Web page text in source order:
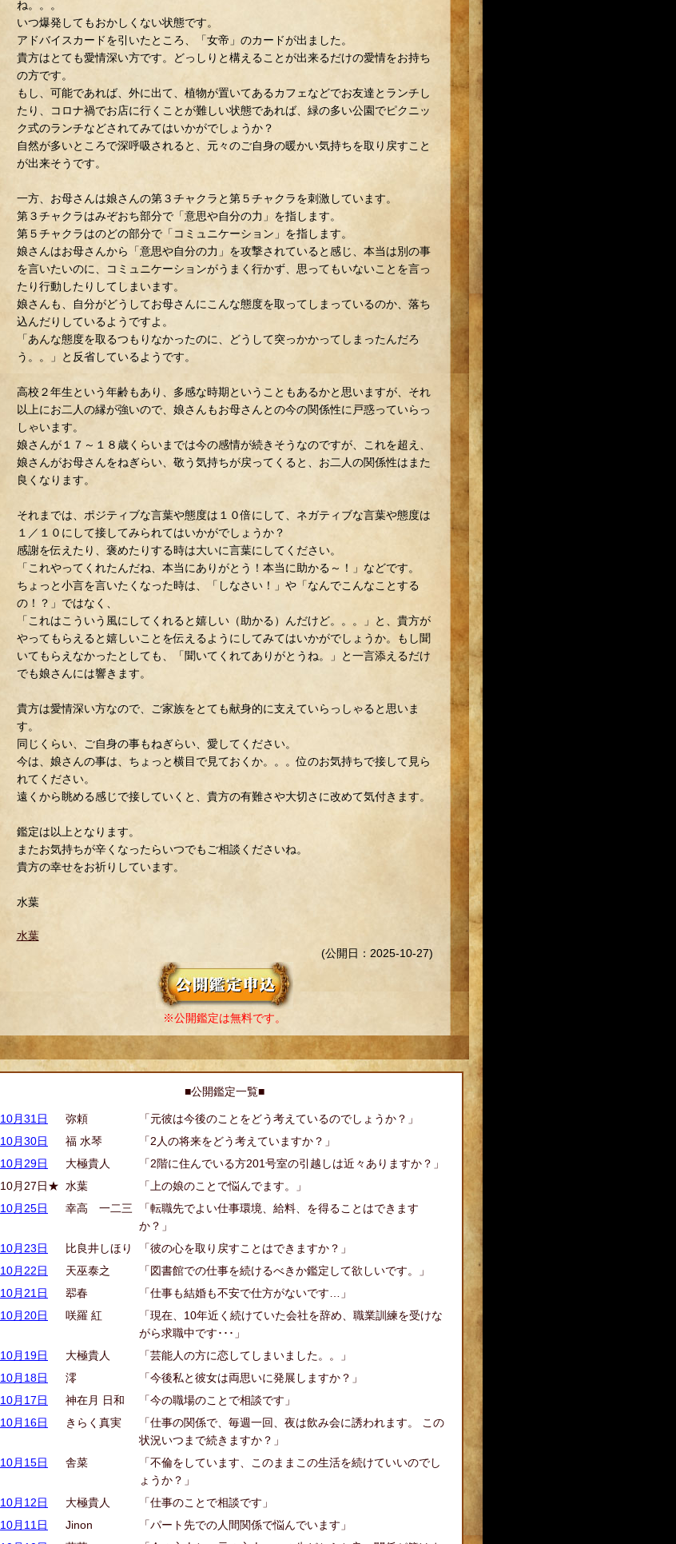
ね。。。
いつ爆発してもおかしくない状態です。
アドバイスカードを引いたところ、「女帝」のカードが出ました。
貴方はとても愛情深い方です。どっしりと構えることが出来るだけの愛情をお持ち
の方です。
もし、可能であれば、外に出て、植物が置いてあるカフェなどでお友達とランチし
たり、コロナ禍でお店に行くことが難しい状態であれば、緑の多い公園でピクニッ
ク式のランチなどされてみてはいかがでしょうか？
自然が多いところで深呼吸されると、元々のご自身の暖かい気持ちを取り戻すこと
が出来そうです。
一方、お母さんは娘さんの第３チャクラと第５チャクラを刺激しています。
第３チャクラはみぞおち部分で「意思や自分の力」を指します。
第５チャクラはのどの部分で「コミュニケーション」を指します。
娘さんはお母さんから「意思や自分の力」を攻撃されていると感じ、本当は別の事
を言いたいのに、コミュニケーションがうまく行かず、思ってもいないことを言っ
たり行動したりしてしまいます。
娘さんも、自分がどうしてお母さんにこんな態度を取ってしまっているのか、落ち
込んだりしているようですよ。
「あんな態度を取るつもりなかったのに、どうして突っかかってしまったんだろ
う。。」と反省しているようです。
高校２年生という年齢もあり、多感な時期ということもあるかと思いますが、それ
以上にお二人の縁が強いので、娘さんもお母さんとの今の関係性に戸惑っていらっ
しゃいます。
娘さんが１７～１８歳くらいまでは今の感情が続きそうなのですが、これを超え、
娘さんがお母さんをねぎらい、敬う気持ちが戻ってくると、お二人の関係性はまた
良くなります。
それまでは、ポジティブな言葉や態度は１０倍にして、ネガティブな言葉や態度は
１／１０にして接してみられてはいかがでしょうか？
感謝を伝えたり、褒めたりする時は大いに言葉にしてください。
「これやってくれたんだね、本当にありがとう！本当に助かる～！」などです。
ちょっと小言を言いたくなった時は、「しなさい！」や「なんでこんなことする
の！？」ではなく、
「これはこういう風にしてくれると嬉しい（助かる）んだけど。。。」と、貴方が
やってもらえると嬉しいことを伝えるようにしてみてはいかがでしょうか。もし聞
いてもらえなかったとしても、「聞いてくれてありがとうね。」と一言添えるだけ
でも娘さんには響きます。
貴方は愛情深い方なので、ご家族をとても献身的に支えていらっしゃると思いま
す。
同じくらい、ご自身の事もねぎらい、愛してください。
今は、娘さんの事は、ちょっと横目で見ておくか。。。位のお気持ちで接して見ら
れてください。
遠くから眺める感じで接していくと、貴方の有難さや大切さに改めて気付きます。
鑑定は以上となります。
またお気持ちが辛くなったらいつでもご相談くださいね。
貴方の幸せをお祈りしています。
水葉
水葉
(公開日：2025-10-27)
※公開鑑定は無料です。
■公開鑑定一覧■
10月31日 弥頼
「元彼は今後のことをどう考えているのでしょうか？」
10月30日
福 水琴
「2人の将来をどう考えていますか？」
10月29日
大極貴人
「2階に住んでいる方201号室の引越しは近々ありますか？」
10月27日★ 水葉
「上の娘のことで悩んでます。」
10月25日
幸高 一二三
「転職先でよい仕事環境、給料、を得ることはできます
か？」
10月23日
比良井しほり
「彼の心を取り戻すことはできますか？」
10月22日
天巫泰之
「図書館での仕事を続けるべきか鑑定して欲しいです。」
10月21日
翆春
「仕事も結婚も不安で仕方がないです…」
10月20日
咲羅 紅
「現在、10年近く続けていた会社を辞め、職業訓練を受けな
がら求職中です･･･」
10月19日
大極貴人
「芸能人の方に恋してしまいました。。」
10月18日
澪
「今後私と彼女は両思いに発展しますか？」
10月17日
神在月 日和
「今の職場のことで相談です」
10月16日
きらく真実
「仕事の関係で、毎週一回、夜は飲み会に誘われます。 この
状況いつまで続きますか？」
10月15日
舎菜
「不倫をしています、このままこの生活を続けていいのでし
ょうか？」
10月12日
大極貴人
「仕事のことで相談です」
10月11日
Jinon
「パート先での人間関係で悩んでいます」